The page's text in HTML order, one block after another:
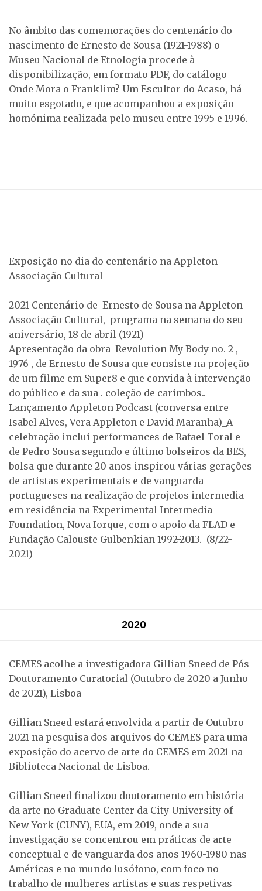
No âmbito das comemorações do centenário do
nascimento de Ernesto de Sousa (1921-1988) o
Museu Nacional de Etnologia procede à
disponibilização, em formato PDF, do catálogo
Onde Mora o Franklim? Um Escultor do Acaso, há
muito esgotado, e que acompanhou a exposição
homónima realizada pelo museu entre 1995 e 1996.
Exposição no dia do centenário na Appleton
Associação Cultural
2021 Centenário de Ernesto de Sousa na Appleton
Associação Cultural, programa na semana do seu
aniversário, 18 de abril (1921)
Apresentação da obra Revolution My Body no. 2 ,
1976 , de Ernesto de Sousa que consiste na projeção
de um filme em Super8 e que convida à intervenção
do público e da sua . coleção de carimbos..
Lançamento Appleton Podcast (conversa entre
Isabel Alves, Vera Appleton e David Maranha)_A
celebração inclui performances de Rafael Toral e
de Pedro Sousa segundo e último bolseiros da BES,
bolsa que durante 20 anos inspirou várias gerações
de artistas experimentais e de vanguarda
portugueses na realização de projetos intermedia
em residência na Experimental Intermedia
Foundation, Nova Iorque, com o apoio da FLAD e
Fundação Calouste Gulbenkian 1992-2013. (8/22-
2021)
2020
CEMES acolhe a investigadora Gillian Sneed de Pós-
Doutoramento Curatorial (Outubro de 2020 a Junho
de 2021), Lisboa
Gillian Sneed estará envolvida a partir de Outubro
2021 na pesquisa dos arquivos do CEMES para uma
exposição do acervo de arte do CEMES em 2021 na
Biblioteca Nacional de Lisboa.
Gillian Sneed finalizou doutoramento em história
da arte no Graduate Center da City University of
New York (CUNY), EUA, em 2019, onde a sua
investigação se concentrou em práticas de arte
conceptual e de vanguarda dos anos 1960-1980 nas
Américas e no mundo lusófono, com foco no
trabalho de mulheres artistas e suas respetivas